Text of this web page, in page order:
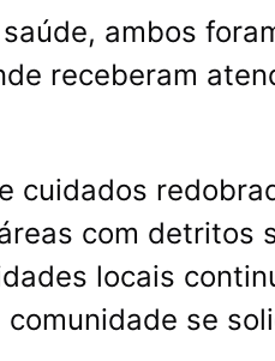
ambos
receberam
cuidados
com detritos
locais
se